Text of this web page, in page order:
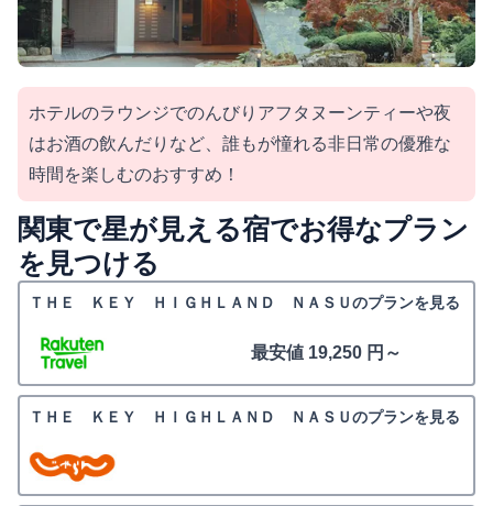
ホテルのラウンジでのんびりアフタヌーンティーや夜
はお酒の飲んだりなど、誰もが憧れる非日常の優雅な
時間を楽しむのおすすめ！
関東で星が見える宿でお得なプラン
を見つける
ＴＨＥ ＫＥＹ ＨＩＧＨＬＡＮＤ ＮＡＳＵのプランを見る
最安値 19,250 円～
ＴＨＥ ＫＥＹ ＨＩＧＨＬＡＮＤ ＮＡＳＵのプランを見る